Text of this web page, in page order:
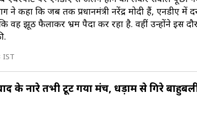
कहा कि जब तक प्रधानमंत्री नरेंद्र मोदी हैं, एनडीए में
वह झूठ फैलाकर भ्रम पैदा कर रहा है. वहीं उन्होंने इस
IST
के नारे तभी टूट गया मंच, धड़ाम से गिरे